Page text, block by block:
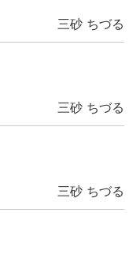
三砂 ちづる
三砂 ちづる
三砂 ちづる